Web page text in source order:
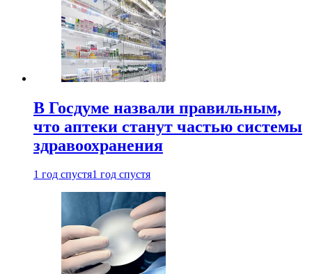
В Госдуме назвали правильным,
что аптеки станут частью системы
здравоохранения
1 год спустя1 год спустя